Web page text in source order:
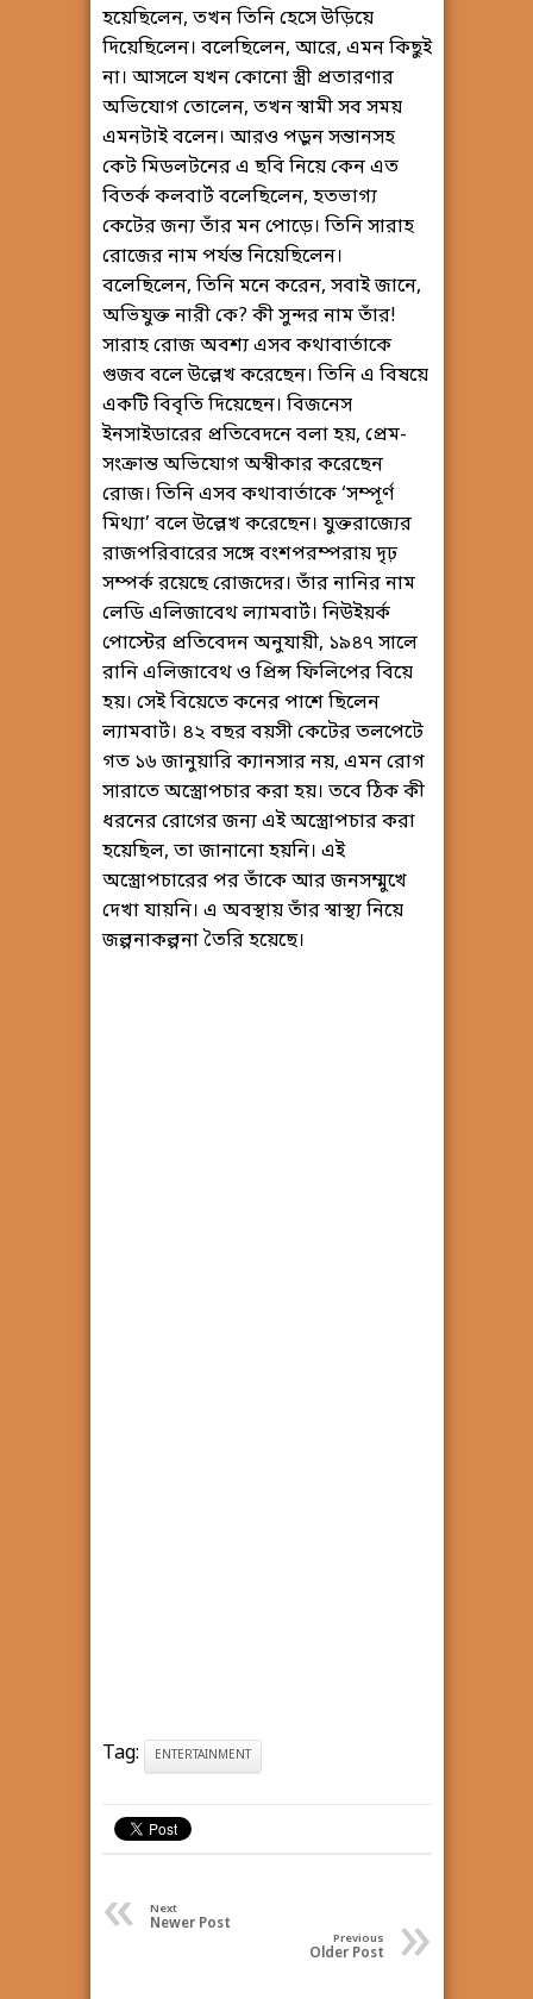
হয়েছিলেন, তখন তিনি হেসে উড়িয়ে
দিয়েছিলেন। বলেছিলেন, আরে, এমন কিছুই
না। আসলে যখন কোনো স্ত্রী প্রতারণার
অভিযোগ তোলেন, তখন স্বামী সব সময়
এমনটাই বলেন। আরও পড়ুন সন্তানসহ
কেট মিডলটনের এ ছবি নিয়ে কেন এত
বিতর্ক কলবার্ট বলেছিলেন, হতভাগ্য
কেটের জন্য তাঁর মন পোড়ে। তিনি সারাহ
রোজের নাম পর্যন্ত নিয়েছিলেন।
বলেছিলেন, তিনি মনে করেন, সবাই জানে,
অভিযুক্ত নারী কে? কী সুন্দর নাম তাঁর!
সারাহ রোজ অবশ্য এসব কথাবার্তাকে
গুজব বলে উল্লেখ করেছেন। তিনি এ বিষয়ে
একটি বিবৃতি দিয়েছেন। বিজনেস
ইনসাইডারের প্রতিবেদনে বলা হয়, প্রেম-
সংক্রান্ত অভিযোগ অস্বীকার করেছেন
রোজ। তিনি এসব কথাবার্তাকে ‘সম্পূর্ণ
মিথ্যা’ বলে উল্লেখ করেছেন। যুক্তরাজ্যের
রাজপরিবারের সঙ্গে বংশপরম্পরায় দৃঢ়
সম্পর্ক রয়েছে রোজদের। তাঁর নানির নাম
লেডি এলিজাবেথ ল্যামবার্ট। নিউইয়র্ক
পোস্টের প্রতিবেদন অনুযায়ী, ১৯৪৭ সালে
রানি এলিজাবেথ ও প্রিন্স ফিলিপের বিয়ে
হয়। সেই বিয়েতে কনের পাশে ছিলেন
ল্যামবার্ট। ৪২ বছর বয়সী কেটের তলপেটে
গত ১৬ জানুয়ারি ক্যানসার নয়, এমন রোগ
সারাতে অস্ত্রোপচার করা হয়। তবে ঠিক কী
ধরনের রোগের জন্য এই অস্ত্রোপচার করা
হয়েছিল, তা জানানো হয়নি। এই
অস্ত্রোপচারের পর তাঁকে আর জনসম্মুখে
দেখা যায়নি। এ অবস্থায় তাঁর স্বাস্থ্য নিয়ে
জল্পনাকল্পনা তৈরি হয়েছে।
Tag: ENTERTAINMENT
« Next
Newer Post »
Previous
Older Post